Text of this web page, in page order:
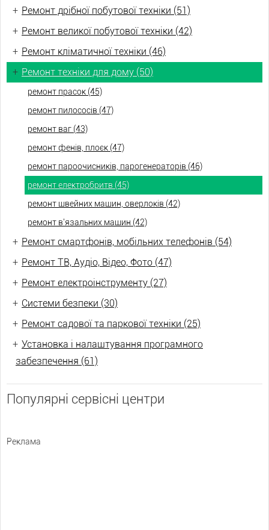
+ Ремонт дрібної побутової техніки (51)
+ Ремонт великої побутової техніки (42)
+ Ремонт кліматичної техніки (46)
+ Ремонт техніки для дому (50)
ремонт прасок (45)
ремонт пилососів (47)
ремонт ваг (43)
ремонт фенів, плоєк (47)
ремонт пароочисників, парогенераторів (46)
ремонт електробритв (45)
ремонт швейних машин, оверлоків (42)
ремонт в'язальних машин (42)
+ Ремонт смартфонів, мобільних телефонів (54)
+ Ремонт ТВ, Аудіо, Відео, Фото (47)
+ Ремонт електроінструменту (27)
+ Системи безпеки (30)
+ Ремонт садової та паркової техніки (25)
+ Установка і налаштування програмного
забезпечення (61)
Популярні сервісні центри
Реклама